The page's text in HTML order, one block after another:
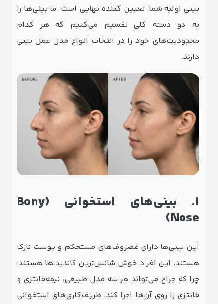
بینی اولیه شما، تعیین‌ کننده نهایی است. ما بینی‌ها را
به دو دسته کلی تقسیم می‌کنیم که هر کدام
محدودیت‌های خود را در انتخاب انواع مدل عمل بینی
دارند.
۱. بینی‌های استخوانی (Bony
Nose)
این بینی‌ها دارای غضروف‌های مستحکم و پوست نازک
هستند. این افراد خوش ‌شانس‌ترین کاندیداها هستند؛
چرا که جراح می‌تواند هر سه مدل طبیعی، نیمه‌فانتزی و
فانتزی را روی آن‌ها اجرا کند. ظریف‌کاری‌های استخوانی